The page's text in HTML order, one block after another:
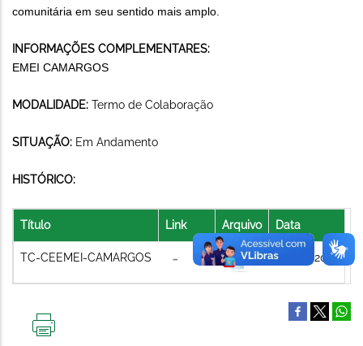
comunitária em seu sentido mais amplo.
INFORMAÇÕES COMPLEMENTARES:
EMEI CAMARGOS
MODALIDADE: Termo de Colaboração
SITUAÇÃO: Em Andamento
HISTÓRICO:
Título Link Arquivo Data
TC-CEEMEI-CAMARGOS 06/08/2021